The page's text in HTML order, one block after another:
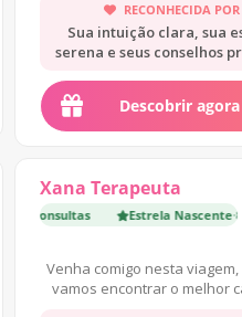
RECONHECIDA POR
Sua intuição clara, sua
serena e seus conselhos
Descobrir agora
Xana Terapeuta
Consultas Estrela Nascente·800
Venha comigo nesta
vamos encontrar o melhor